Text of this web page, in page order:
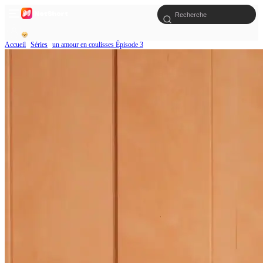
Accueil Séries un amour en coulisses Épisode 3